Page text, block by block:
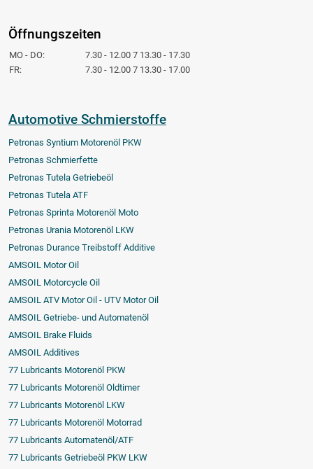
Öffnungszeiten
MO - DO:
7.30 - 12.00 7 13.30 - 17.30
FR:
7.30 - 12.00 7 13.30 - 17.00
Automotive Schmierstoffe
Petronas Syntium Motorenöl PKW
Petronas Schmierfette
Petronas Tutela Getriebeöl
Petronas Tutela ATF
Petronas Sprinta Motorenöl Moto
Petronas Urania Motorenöl LKW
Petronas Durance Treibstoff Additive
AMSOIL Motor Oil
AMSOIL Motorcycle Oil
AMSOIL ATV Motor Oil - UTV Motor Oil
AMSOIL Getriebe- und Automatenöl
AMSOIL Brake Fluids
AMSOIL Additives
77 Lubricants Motorenöl PKW
77 Lubricants Motorenöl Oldtimer
77 Lubricants Motorenöl LKW
77 Lubricants Motorenöl Motorrad
77 Lubricants Automatenöl/ATF
77 Lubricants Getriebeöl PKW LKW